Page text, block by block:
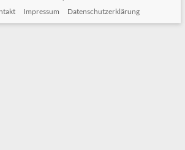
Impressum Datenschutzerklärung